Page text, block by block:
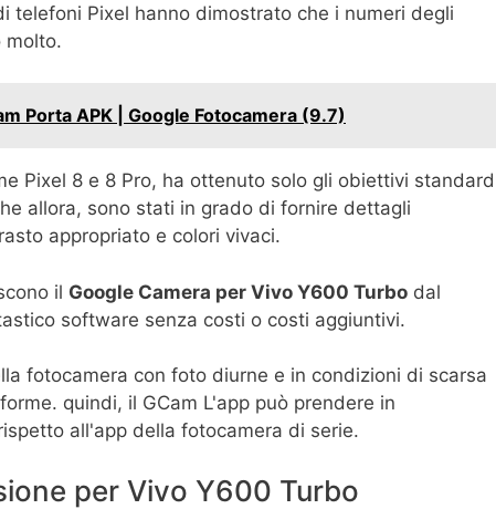
telefoni Pixel hanno dimostrato che i numeri degli
molto.
Porta APK | Google Fotocamera (9.7)
Pixel 8 e 8 Pro, ha ottenuto solo gli obiettivi standard
allora, sono stati in grado di fornire dettagli
appropriato e colori vivaci.
il Google Camera per Vivo Y600 Turbo dal
software senza costi o costi aggiuntivi.
fotocamera con foto diurne e in condizioni di scarsa
quindi, il GCam L'app può prendere in
all'app della fotocamera di serie.
per Vivo Y600 Turbo